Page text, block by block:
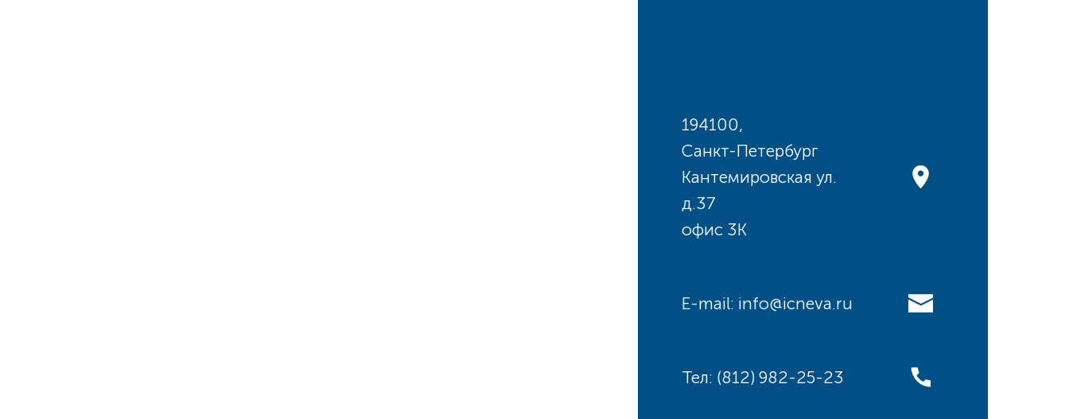
194100,
Санкт-Петербург
Кантемировская ул.
д.37
офис 3К
E-mail: info@icneva.ru
Тел: (812) 982-25-23